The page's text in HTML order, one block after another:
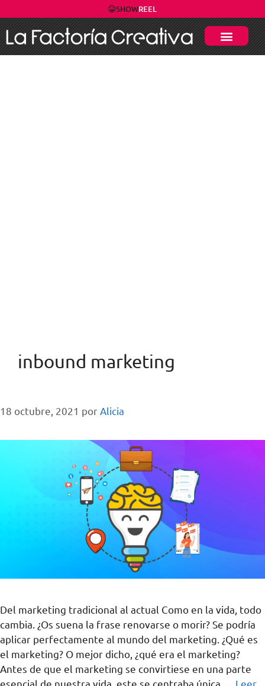
SHOWREEL
inbound marketing
18 octubre, 2021 por Alicia
Del marketing tradicional al actual Como en la vida, todo
cambia. ¿Os suena la frase renovarse o morir? Se podría
aplicar perfectamente al mundo del marketing. ¿Qué es
el marketing? O mejor dicho, ¿qué era el marketing?
Antes de que el marketing se convirtiese en una parte